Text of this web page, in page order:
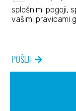
splošnimi pogoji,
vašimi pravicami
POŠLJI